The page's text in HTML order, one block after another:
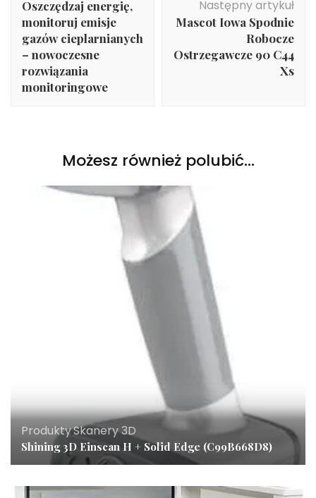
Oszczędzaj energię,
monitoruj emisje
gazów cieplarnianych
– nowoczesne
rozwiązania
monitoringowe
Następny artykuł
Mascot Iowa Spodnie
Robocze
Ostrzegawcze 90 C44
Xs
Możesz również polubić…
Produkty,Skanery 3D
Shining 3D Einscan H + Solid Edge (C99B668D8)